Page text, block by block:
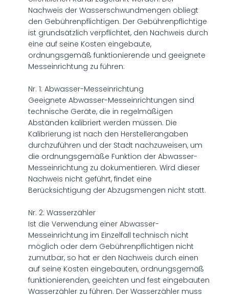
Nachweis der Wasserschwundmengen obliegt
den Gebührenpflichtigen. Der Gebührenpflichtige
ist grundsätzlich verpflichtet, den Nachweis durch
eine auf seine Kosten eingebaute,
ordnungsgemäß funktionierende und geeignete
Messeinrichtung zu führen:
Nr. 1: Abwasser-Messeinrichtung
Geeignete Abwasser-Messeinrichtungen sind
technische Geräte, die in regelmäßigen
Abständen kalibriert werden müssen. Die
Kalibrierung ist nach den Herstellerangaben
durchzuführen und der Stadt nachzuweisen, um
die ordnungsgemäße Funktion der Abwasser-
Messeinrichtung zu dokumentieren. Wird dieser
Nachweis nicht geführt, findet eine
Berücksichtigung der Abzugsmengen nicht statt.
Nr. 2: Wasserzähler
Ist die Verwendung einer Abwasser-
Messeinrichtung im Einzelfall technisch nicht
möglich oder dem Gebührenpflichtigen nicht
zumutbar, so hat er den Nachweis durch einen
auf seine Kosten eingebauten, ordnungsgemäß
funktionierenden, geeichten und fest eingebauten
Wasserzähler zu führen. Der Wasserzähler muss